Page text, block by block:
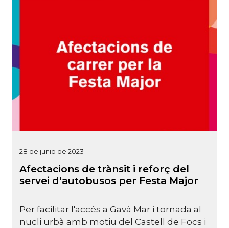
28 de junio de 2023
Afectacions de trànsit i reforç del
servei d'autobusos per Festa Major
Per facilitar l'accés a Gavà Mar i tornada al
nucli urbà amb motiu del Castell de Focs i